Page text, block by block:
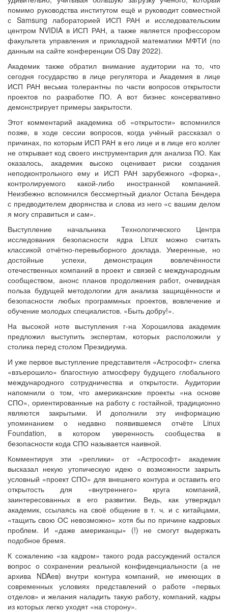
помимо руководства институтом ещё и руководит совместной
с Samsung лабораторией ИСП РАН и исследовательским
центром NVIDIA в ИСП РАН, а также является профессором
факультета управления и прикладной математики МФТИ (по
данным на сайте конференции OS Day 2022).
Академик также обратил внимание аудитории на то, что
сегодня государство в лице регулятора и Академия в лице
ИСП РАН весьма толерантны по части вопросов открытости
проектов по разработке ПО. А вот бизнес консервативно
демонстрирует примеры закрытости.
Этот комментарий академика об «открытости» вспомнился
позже, в ходе сессии вопросов, когда учёный рассказал о
причинах, по которым ИСП РАН в его лице и в лице его коллег
не открывает код своего инструментария для анализа ПО. Как
оказалось, академик высоко оценивает риски создания
неподконтрольного ему и ИСП РАН зарубежного «форка»,
контролируемого какой-либо иностранной компанией.
Неизбежно вспомнился бессмертный диалог Остапа Бендера
с предводителем дворянства и слова из него «с вашим делом
я могу справиться и сам».
Выступление начальника Технологического Центра
исследования безопасности ядра Linux можно считать
классикой отчётно-перевыборного доклада. Умеренные, но
достойные успехи, демонстрация вовлечённости
отечественных компаний в проект и связей с международным
сообществом, анонс планов продолжения работ, очевидная
польза будущей методологии для анализа защищённости и
безопасности любых программных проектов, вовлечение и
обучение молодых специалистов. «Быть добру!».
На высокой ноте выступления г-на Хорошилова академик
предложил выступить экспертам, которых расположили у
столика перед столом Президиума.
И уже первое выступление представителя «Астрософт» слегка
«взъерошило» благостную атмосферу будущего глобального
международного сотрудничества и открытости. Аудитории
напомнили о том, что американские проекты «на основе
СПО», ориентированные на работу с гостайной, традиционно
являются закрытыми. И дополнили эту информацию
упоминанием о недавно появившемся отчёте Linux
Foundation, в котором уверенность сообщества в
безопасности кода СПО называется наивной.
Комментируя эти «реплики» от «Астрософт» академик
высказал некую утопическую идею о возможности закрыть
условный «проект СПО» для внешнего контура и оставить его
открытость для «внутреннего» круга компаний,
заинтересованных в его развитии. Ведь, как утверждал
академик, ссылаясь на своё общение в т. ч. и с китайцами,
«тащить свою ОС невозможно» хотя бы по причине кадровых
проблем. И «даже американцы» (!) не смогут выдержать
подобное бремя.
К сожалению «за кадром» такого рода рассуждений остался
вопрос о сохранении реальной конфиденциальности (а не
архива NDAев) внутри контура компаний, не имеющих в
современных условиях представлений о работе «первых
отделов» и желания наладить такую работу, компаний, кадры
из которых легко уходят «на сторону».